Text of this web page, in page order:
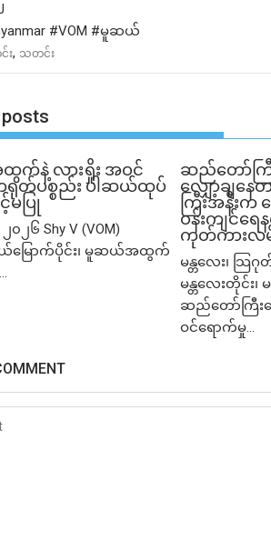
#VOM #မူဆယ
း, သတင်း
နဲ့ လားရှိုး အဝင်
ရုတ်ပစ္စည်း ပါဆယ်ထုပ်
မပြု
၂၆ Shy V (VOM)
ယ်မြောက်ပိုင်း၊ မူဆယ်အထွက်
ဆည်တော်ကြီ
လျှော့ချနေ
ကြီးအနီးက
ဝန်းကျင်ရေန
ကုတ်ကားလမ်
မန္တလေး၊ သြဂု
မန္တလေးတိုင်း၊
ဆည်တော်ကြီး
ဝင်ရောက်မှု...